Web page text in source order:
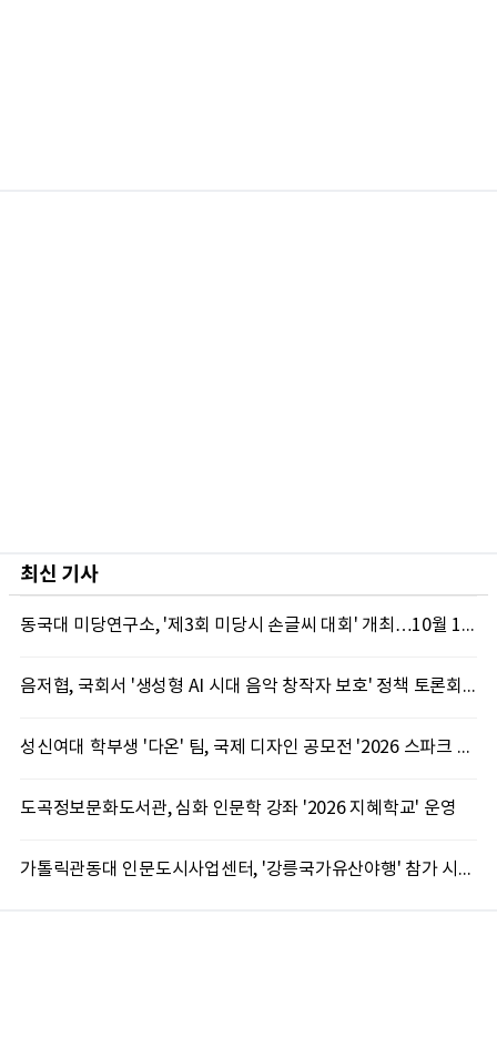
최신 기사
동국대 미당연구소, '제3회 미당시 손글씨 대회' 개최…10월 12일까지 접수
음저협, 국회서 '생성형 AI 시대 음악 창작자 보호' 정책 토론회 10일 개최
성신여대 학부생 '다온' 팀, 국제 디자인 공모전 '2026 스파크 어워드' 동상 수상
도곡정보문화도서관, 심화 인문학 강좌 '2026 지혜학교' 운영
가톨릭관동대 인문도시사업센터, '강릉국가유산야행' 참가 시민 15명 모집